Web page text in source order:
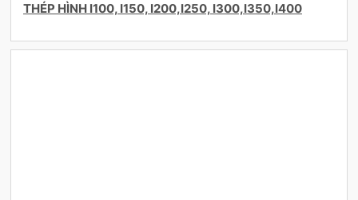
THÉP HÌNH I100, I150, I200,I250, I300,I350,I400